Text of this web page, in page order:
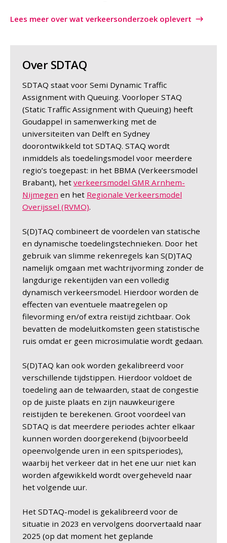
Lees meer over wat verkeersonderzoek oplevert
Over SDTAQ
SDTAQ staat voor Semi Dynamic Traffic
Assignment with Queuing. Voorloper STAQ
(Static Traffic Assignment with Queuing) heeft
Goudappel in samenwerking met de
universiteiten van Delft en Sydney
doorontwikkeld tot SDTAQ. STAQ wordt
inmiddels als toedelingsmodel voor meerdere
regio’s toegepast: in het BBMA (Verkeersmodel
Brabant), hetverkeersmodel GMR Arnhem-
Nijmegen en het Regionale Verkeersmodel
Overijssel (RVMO).
S(D)TAQ combineert de voordelen van statische
en dynamische toedelingstechnieken. Door het
gebruik van slimme rekenregels kan S(D)TAQ
namelijk omgaan met wachtrijvorming zonder de
langdurige rekentijden van een volledig
dynamisch verkeersmodel. Hierdoor worden de
effecten van eventuele maatregelen op
filevorming en/of extra reistijd zichtbaar. Ook
bevatten de modeluitkomsten geen statistische
ruis omdat er geen microsimulatie wordt gedaan.
S(D)TAQ kan ook worden gekalibreerd voor
verschillende tijdstippen. Hierdoor voldoet de
toedeling aan de telwaarden, staat de congestie
op de juiste plaats en zijn nauwkeurigere
reistijden te berekenen. Groot voordeel van
SDTAQ is dat meerdere periodes achter elkaar
kunnen worden doorgerekend (bijvoorbeeld
opeenvolgende uren in een spitsperiodes),
waarbij het verkeer dat in het ene uur niet kan
worden afgewikkeld wordt overgeheveld naar
het volgende uur.
Het SDTAQ-model is gekalibreerd voor de
situatie in 2023 en vervolgens doorvertaald naar
2025 (op dat moment het geplande